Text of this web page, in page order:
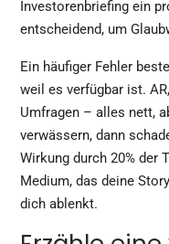
Investorenbriefing ein
entscheidend, um
Ein häufiger Fehler
weil es verfügbar ist.
Umfragen – alles nett,
verwässern, dann
Wirkung durch 20% der
Medium, das deine
dich ablenkt.